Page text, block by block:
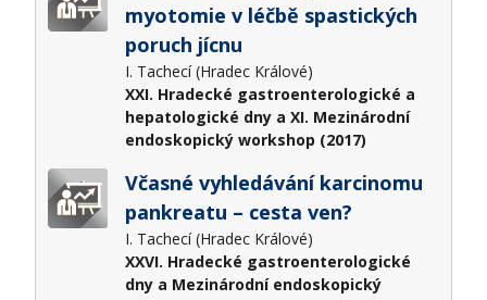
myotomie v léčbě spastických
poruch jícnu
I. Tachecí (Hradec Králové)
XXI. Hradecké gastroenterologické a
hepatologické dny a XI. Mezinárodní
endoskopický workshop (2017)
Včasné vyhledávání karcinomu
pankreatu – cesta ven?
I. Tachecí (Hradec Králové)
XXVI. Hradecké gastroenterologické
dny a Mezinárodní endoskopický